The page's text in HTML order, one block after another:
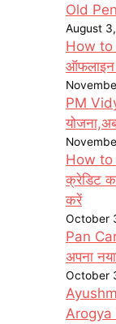
Old
August
How to
PM
How to
क्रेडिट
करें
October
Pan
अपना
October
Arogya